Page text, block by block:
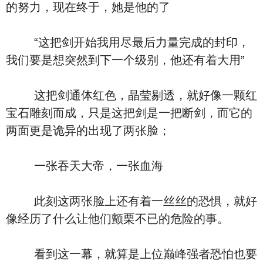
的努力，现在终于，她是他的了
“这把剑开始我用尽最后力量完成的封印，
我们要是想突然到下一个级别，他还有着大用”
这把剑通体红色，晶莹剔透，就好像一颗红
宝石雕刻而成，只是这把剑是一把断剑，而它的
两面更是诡异的出现了两张脸；
一张吞天大帝，一张血海
此刻这两张脸上还有着一丝丝的恐惧，就好
像经历了什么让他们颤栗不已的危险的事。
看到这一幕，就算是上位巅峰强者恐怕也要